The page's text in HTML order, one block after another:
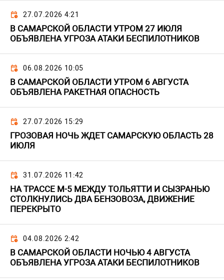
27.07.2026 4:21
В САМАРСКОЙ ОБЛАСТИ УТРОМ 27 ИЮЛЯ
ОБЪЯВЛЕНА УГРОЗА АТАКИ БЕСПИЛОТНИКОВ
06.08.2026 10:05
В САМАРСКОЙ ОБЛАСТИ УТРОМ 6 АВГУСТА
ОБЪЯВЛЕНА РАКЕТНАЯ ОПАСНОСТЬ
27.07.2026 15:29
ГРОЗОВАЯ НОЧЬ ЖДЕТ САМАРСКУЮ ОБЛАСТЬ 28
ИЮЛЯ
31.07.2026 11:42
НА ТРАССЕ М-5 МЕЖДУ ТОЛЬЯТТИ И СЫЗРАНЬЮ
СТОЛКНУЛИСЬ ДВА БЕНЗОВОЗА, ДВИЖЕНИЕ
ПЕРЕКРЫТО
04.08.2026 2:42
В САМАРСКОЙ ОБЛАСТИ НОЧЬЮ 4 АВГУСТА
ОБЪЯВЛЕНА УГРОЗА АТАКИ БЕСПИЛОТНИКОВ